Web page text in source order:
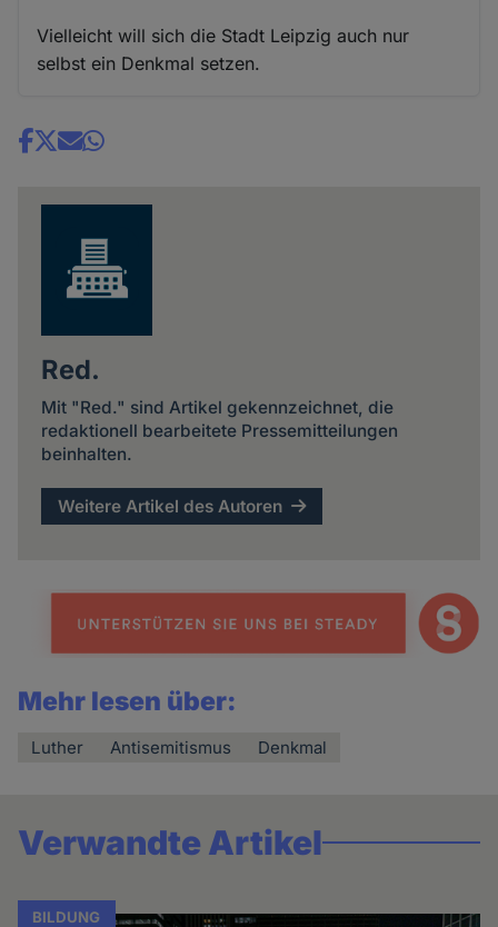
Vielleicht will sich die Stadt Leipzig auch nur
selbst ein Denkmal setzen.
Share
Red.
Mit "Red." sind Artikel gekennzeichnet, die
redaktionell bearbeitete Pressemitteilungen
beinhalten.
Weitere Artikel des Autoren
Mehr lesen über:
Luther Antisemitismus Denkmal
Verwandte Artikel
BILDUNG